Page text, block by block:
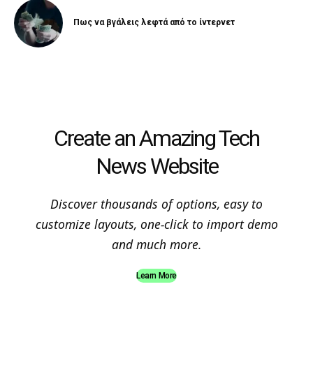
Πως να βγάλεις λεφτά από το ίντερνετ
Create an Amazing Tech
News Website
Discover thousands of options, easy to
customize layouts, one-click to import demo
and much more.
Learn More